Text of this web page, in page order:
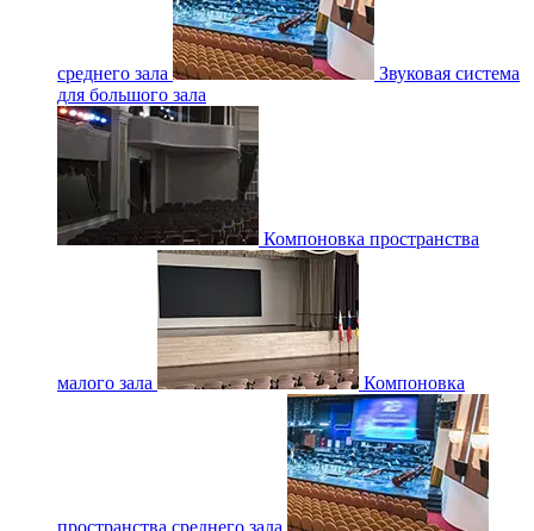
среднего зала
Звуковая система
для большого зала
Компоновка пространства
малого зала Компоновка
пространства среднего зала